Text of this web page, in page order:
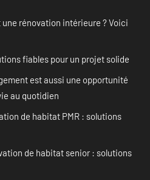
rénovation intérieure ? Voici
fiables pour un projet solide
est aussi une opportunité
au quotidien
de habitat PMR : solutions
de habitat senior : solutions